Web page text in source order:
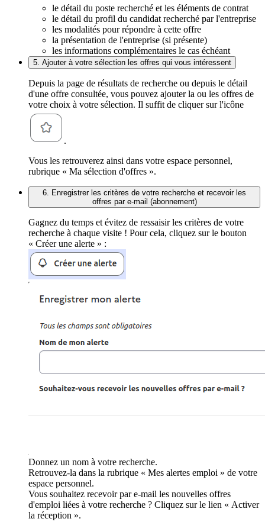
le détail du poste recherché et les éléments de contrat
le détail du profil du candidat recherché par l'entreprise
les modalités pour répondre à cette offre
la présentation de l'entreprise (si présente)
les informations complémentaires le cas échéant
5. Ajouter à votre sélection les offres qui vous intéressent
Depuis la page de résultats de recherche ou depuis le détail
d'une offre consultée, vous pouvez ajouter la ou les offres de
votre choix à votre sélection. Il suffit de cliquer sur l'icône
.
Vous les retrouverez ainsi dans votre espace personnel,
rubrique « Ma sélection d'offres ».
6. Enregistrer les critères de votre recherche et recevoir les
offres par e-mail (abonnement)
Gagnez du temps et évitez de ressaisir les critères de votre
recherche à chaque visite ! Pour cela, cliquez sur le bouton
« Créer une alerte » :
Donnez un nom à votre recherche.
Retrouvez-la dans la rubrique « Mes alertes emploi » de votre
espace personnel.
Vous souhaitez recevoir par e-mail les nouvelles offres
d'emploi liées à votre recherche ? Cliquez sur le lien « Activer
la réception ».